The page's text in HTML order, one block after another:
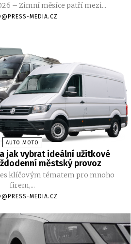
– Zimní měsíce patří mezi...
MEDIA.CZ
AUTO MOTO
jak vybrat ideální užitkové
městský provoz
klíčovým tématem pro mnoho
firem,...
MEDIA.CZ